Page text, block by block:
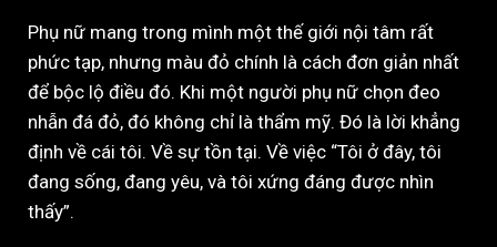
Phụ nữ mang trong mình một thế giới nội tâm rất
phức tạp, nhưng màu đỏ chính là cách đơn giản nhất
để bộc lộ điều đó. Khi một người phụ nữ chọn đeo
nhẫn đá đỏ, đó không chỉ là thẩm mỹ. Đó là lời khẳng
định về cái tôi. Về sự tồn tại. Về việc “Tôi ở đây, tôi
đang sống, đang yêu, và tôi xứng đáng được nhìn
thấy”.